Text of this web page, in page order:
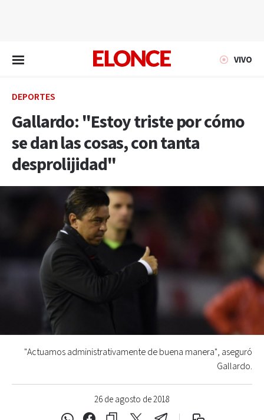
VIVO
DEPORTES
Gallardo: "Estoy triste por cómo
se dan las cosas, con tanta
desprolijidad"
26 de agosto de 2018
"Actuamos administrativamente de buena manera", aseguró
Gallardo.